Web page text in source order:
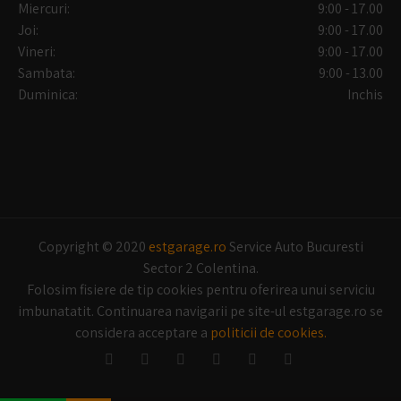
Miercuri:
9:00 - 17.00
Joi:
9:00 - 17.00
Vineri:
9:00 - 17.00
Sambata:
9:00 - 13.00
Duminica:
Inchis
Copyright © 2020 estgarage.roService Auto Bucuresti
Sector 2 Colentina.
Folosim fisiere de tip cookies pentru oferirea unui serviciu
imbunatatit. Continuarea navigarii pe site-ul estgarage.ro se
considera acceptare a politicii de cookies.